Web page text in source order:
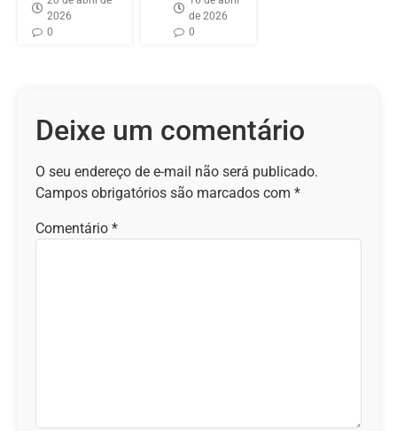
2026
0
de 2026
0
Deixe um comentário
O seu endereço de e-mail não será publicado.
Campos obrigatórios são marcados com *
Comentário *